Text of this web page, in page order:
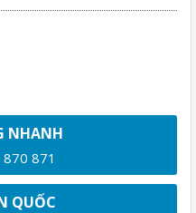
NHANH
871
QUỐC